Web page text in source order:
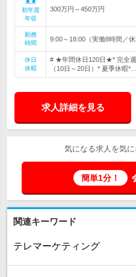
初年度
年収
300万円～450万円
勤務
時間
9:00～18:00（実働8時間／
休日
休暇
# ★年間休日120日★* 完全
（10日～20日）* 夏季休暇*…
求人詳細を見る
気になる求人を気
簡単1分！
関連キーワード
テレマーケティング